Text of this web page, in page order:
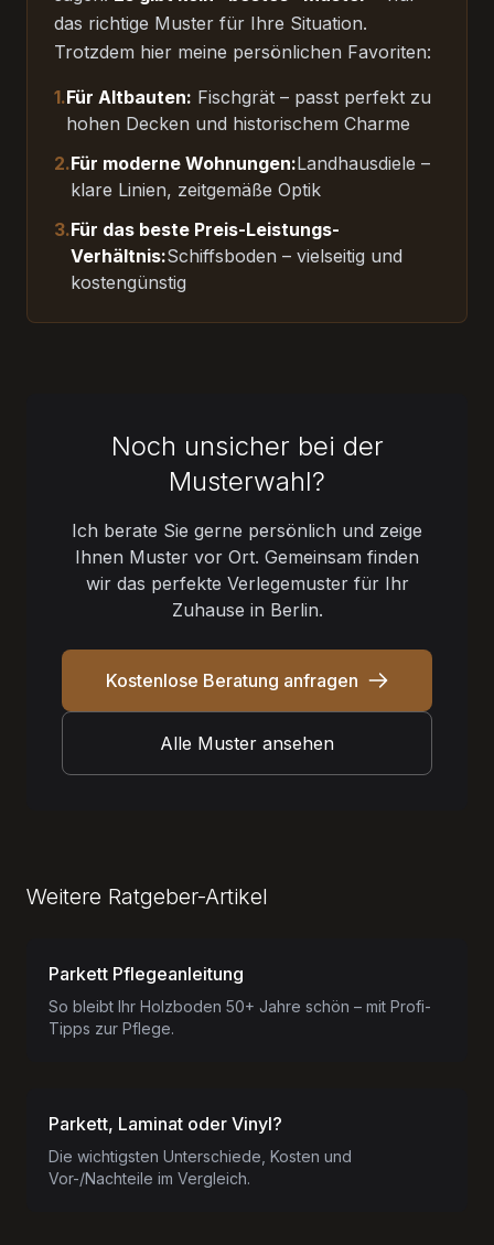
das richtige Muster für Ihre Situation.
Trotzdem hier meine persönlichen Favoriten:
1.Für Altbauten: Fischgrät – passt perfekt zu
hohen Decken und historischem Charme
2.Für moderne Wohnungen:Landhausdiele –
klare Linien, zeitgemäße Optik
3.Für das beste Preis-Leistungs-
Verhältnis:Schiffsboden – vielseitig und
kostengünstig
Noch unsicher bei der
Musterwahl?
Ich berate Sie gerne persönlich und zeige
Ihnen Muster vor Ort. Gemeinsam finden
wir das perfekte Verlegemuster für Ihr
Zuhause in Berlin.
Kostenlose Beratung anfragen
Alle Muster ansehen
Weitere Ratgeber-Artikel
Parkett Pflegeanleitung
So bleibt Ihr Holzboden 50+ Jahre schön – mit Profi-
Tipps zur Pflege.
Parkett, Laminat oder Vinyl?
Die wichtigsten Unterschiede, Kosten und
Vor-/Nachteile im Vergleich.